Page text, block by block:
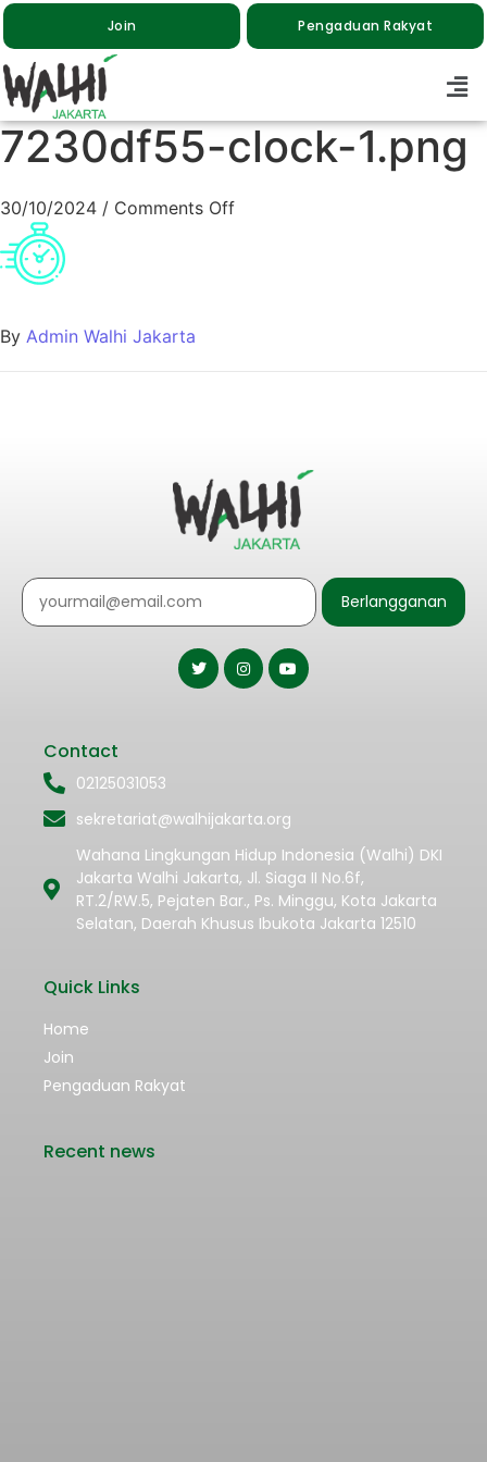
Join Pengaduan Rakyat
7230df55-clock-1.png
30/10/2024 / Comments Off
By Admin Walhi Jakarta
Berlangganan
Contact
02125031053
sekretariat@walhijakarta.org
Wahana Lingkungan Hidup Indonesia (Walhi) DKI
Jakarta Walhi Jakarta, Jl. Siaga II No.6f,
RT.2/RW.5, Pejaten Bar., Ps. Minggu, Kota Jakarta
Selatan, Daerah Khusus Ibukota Jakarta 12510
Quick Links
Home
Join
Pengaduan Rakyat
Recent news